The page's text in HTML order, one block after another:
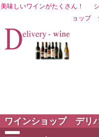
美味しいワインがたくさん！
ョップ
ワインショップ デリ